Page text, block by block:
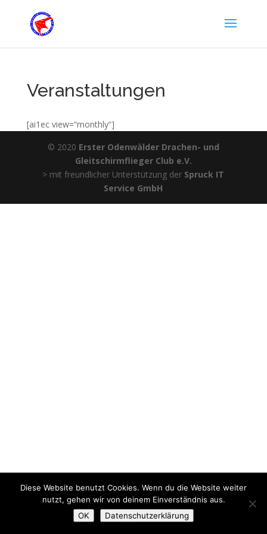
Veranstaltungen
[ai1ec view=“monthly“]
© 2020 Erster Odenwälder Drachen- und
Gleitschirmflieger Club e.V.
> mit freundlicher Unterstützung der Spruck IT
Service GmbH
Diese Website benutzt Cookies. Wenn du die Website weiter
nutzt, gehen wir von deinem Einverständnis aus.
OK
Datenschutzerklärung